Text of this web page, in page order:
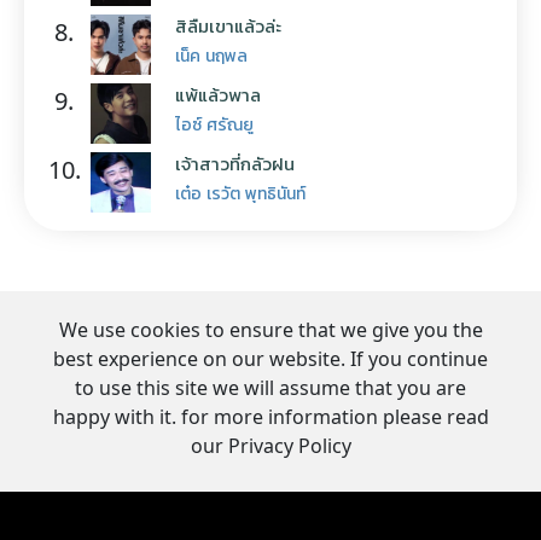
8. สิลืมเขาแล้วล่ะ
เน็ค นฤพล
9. แพ้แล้วพาล
ไอซ์ ศรัณยู
10. เจ้าสาวที่กลัวฝน
เต๋อ เรวัต พุทธินันท์
We use cookies to ensure that we give you the
best experience on our website. If you continue
to use this site we will assume that you are
happy with it. for more information please read
our Privacy Policy